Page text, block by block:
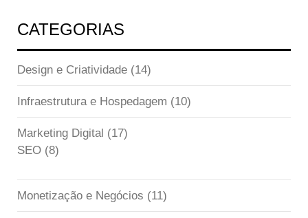
CATEGORIAS
Design e Criatividade (14)
Infraestrutura e Hospedagem (10)
Marketing Digital (17)
SEO (8)
Monetização e Negócios (11)